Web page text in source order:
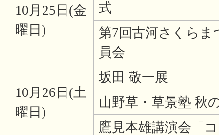
10月25日(金
曜日)
式
第7回古河さくらま
員会
10月26日(土
曜日)
坂田 敬一展
山野草・草景塾 秋
鷹見本雄講演会「